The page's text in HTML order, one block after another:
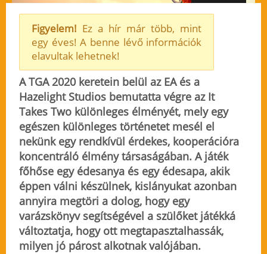
pc ps4 ps5 xboxone xboxsx
Figyelem! Ez a hír már több, mint
egy éves! A benne lévő információk
elavultak lehetnek!
A TGA 2020 keretein belül az EA és a
Hazelight Studios bemutatta végre az It
Takes Two különleges élményét, mely egy
egészen különleges történetet mesél el
nekünk egy rendkívül érdekes, kooperációra
koncentráló élmény társaságában. A játék
főhőse egy édesanya és egy édesapa, akik
éppen válni készülnek, kislányukat azonban
annyira megtöri a dolog, hogy egy
varázskönyv segítségével a szülőket játékká
változtatja, hogy ott megtapasztalhassák,
milyen jó párost alkotnak valójában.